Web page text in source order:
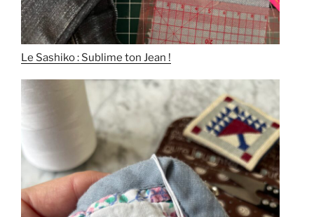
Le Sashiko : Sublime ton Jean !